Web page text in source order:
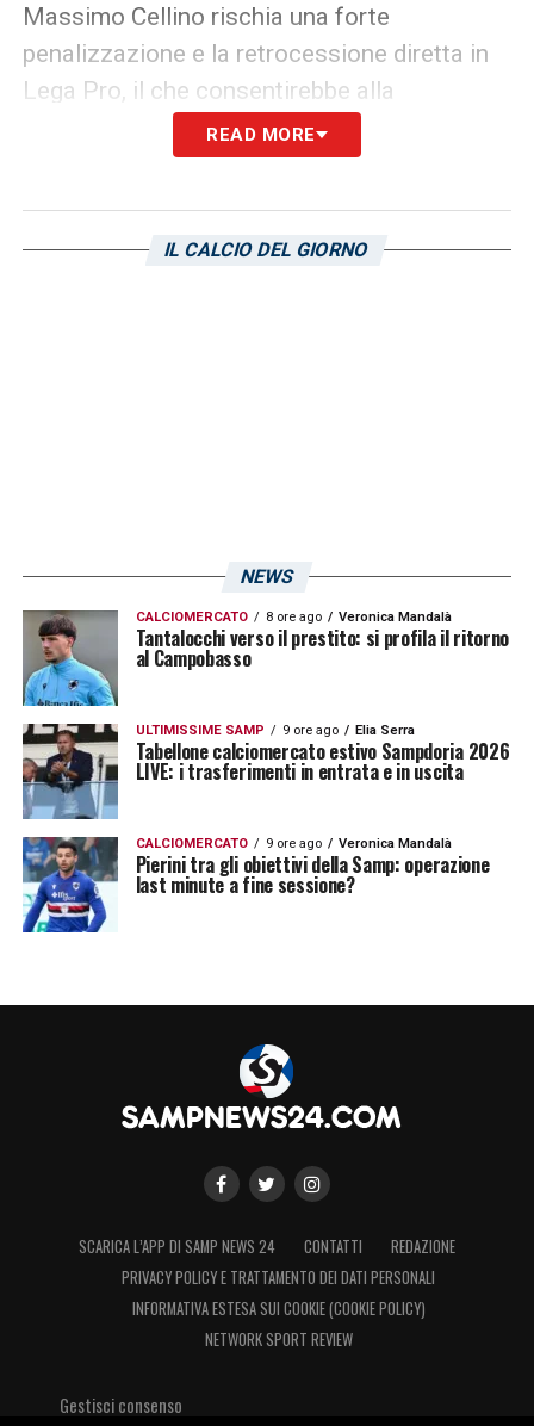
Massimo Cellino rischia una forte
penalizzazione e la retrocessione diretta in
Lega Pro, il che consentirebbe alla
di disputare i play-out contro la
potrebbe agire senza aspettare l’esito degli
READ MORE
IL CALCIO DEL GIORNO
NEWS
CALCIOMERCATO 8 ore ago Veronica Mandalà
Tantalocchi verso il prestito: si profila il ritorno
al Campobasso
ULTIMISSIME SAMP 9 ore ago Elia Serra
Tabellone calciomercato estivo Sampdoria 2026
LIVE: i trasferimenti in entrata e in uscita
CALCIOMERCATO 9 ore ago Veronica Mandalà
Pierini tra gli obiettivi della Samp: operazione
last minute a fine sessione?
SCARICA L’APP DI SAMP NEWS 24 CONTATTI
REDAZIONE
PRIVACY POLICY E TRATTAMENTO DEI DATI PERSONALI
INFORMATIVA ESTESA SUI COOKIE (COOKIE POLICY)
NETWORK SPORT REVIEW
Gestisci consenso